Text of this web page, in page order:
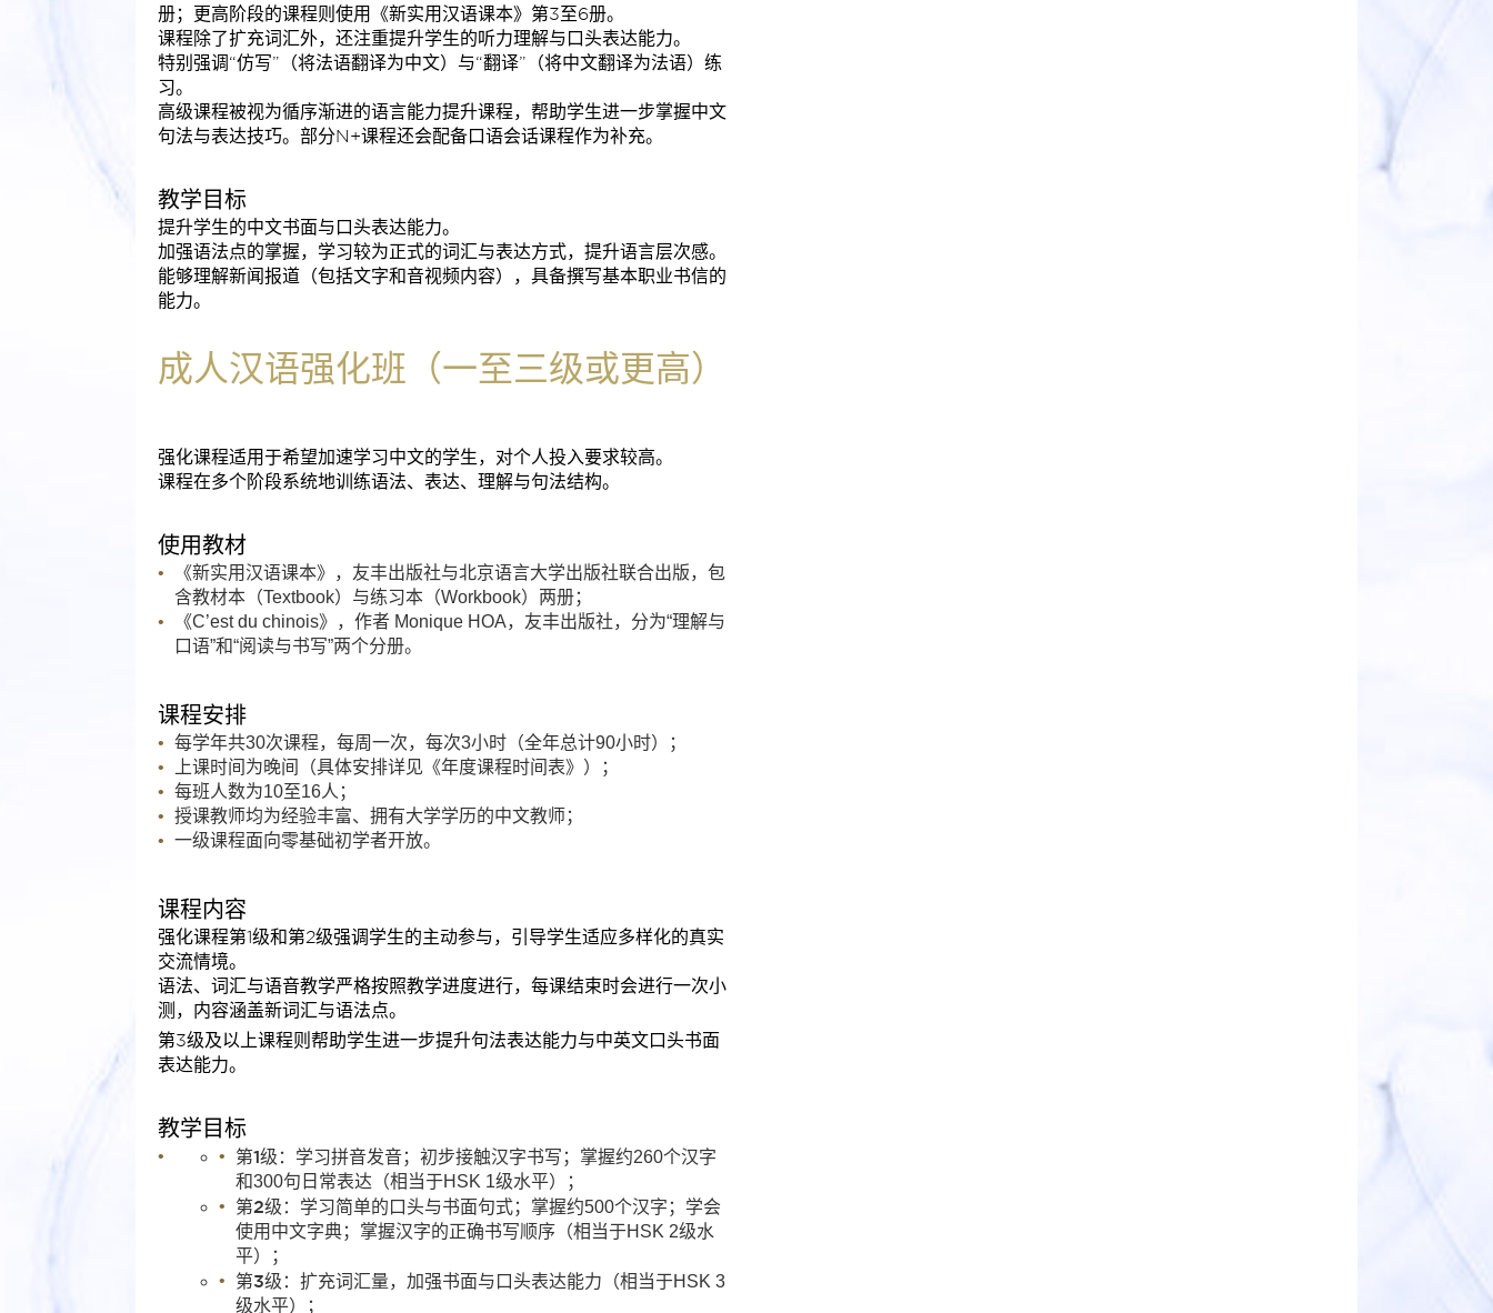
册；更高阶段的课程则使用《新实用汉语课本》第3至6册。
课程除了扩充词汇外，还注重提升学生的听力理解与口头表达能力。
特别强调“仿写”（将法语翻译为中文）与“翻译”（将中文翻译为法语）练
习。
高级课程被视为循序渐进的语言能力提升课程，帮助学生进一步掌握中文
句法与表达技巧。部分N+课程还会配备口语会话课程作为补充。
教学目标
提升学生的中文书面与口头表达能力。
加强语法点的掌握，学习较为正式的词汇与表达方式，提升语言层次感。
能够理解新闻报道（包括文字和音视频内容），具备撰写基本职业书信的
能力。
成人汉语强化班（一至三级或更高）
强化课程适用于希望加速学习中文的学生，对个人投入要求较高。
课程在多个阶段系统地训练语法、表达、理解与句法结构。
使用教材
《新实用汉语课本》，友丰出版社与北京语言大学出版社联合出版，包
含教材本（Textbook）与练习本（Workbook）两册；
《C’est du chinois》，作者 Monique HOA，友丰出版社，分为“理解与
口语”和“阅读与书写”两个分册。
课程安排
每学年共30次课程，每周一次，每次3小时（全年总计90小时）；
上课时间为晚间（具体安排详见《年度课程时间表》）；
每班人数为10至16人；
授课教师均为经验丰富、拥有大学学历的中文教师；
一级课程面向零基础初学者开放。
课程内容
强化课程第1级和第2级强调学生的主动参与，引导学生适应多样化的真实
交流情境。
语法、词汇与语音教学严格按照教学进度进行，每课结束时会进行一次小
测，内容涵盖新词汇与语法点。
第3级及以上课程则帮助学生进一步提升句法表达能力与中英文口头书面
表达能力。
教学目标
第1级 ：学习拼音发音；初步接触汉字书写；掌握约260个汉字
和300句日常表达（相当于HSK 1级水平）；
第2级 ：学习简单的口头与书面句式；掌握约500个汉字；学会
使用中文字典；掌握汉字的正确书写顺序（相当于HSK 2级水
平）；
第3级 ：扩充词汇量，加强书面与口头表达能力（相当于HSK 3
级水平）；